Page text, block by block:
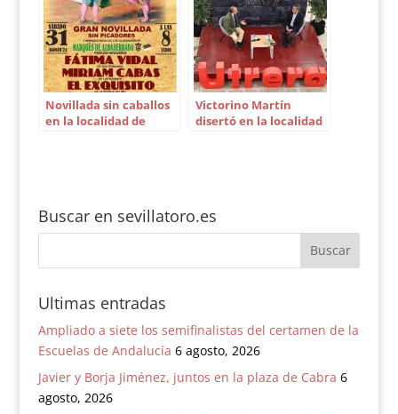
Novillada sin caballos
en la localidad de
Victorino Martín
disertó en la localidad
Buscar en sevillatoro.es
Ultimas entradas
Ampliado a siete los semifinalistas del certamen de la
Escuelas de Andalucía 6 agosto, 2026
Javier y Borja Jiménez, juntos en la plaza de Cabra 6
agosto, 2026